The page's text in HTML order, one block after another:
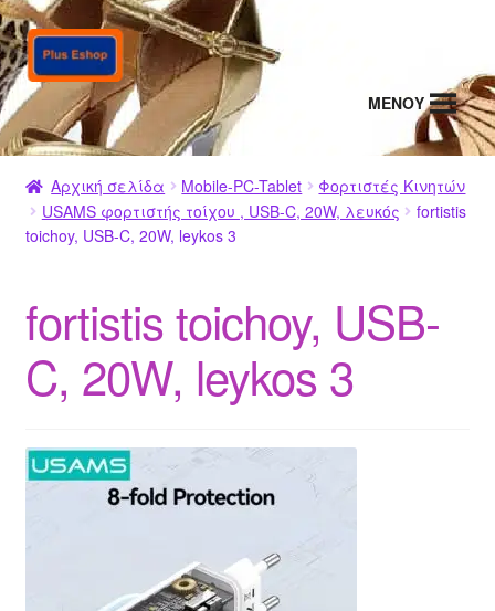
Απευθείας
μετάβαση
στην
πλοήγηση
Μετάβαση
σε
περιεχόμενο
MENΟΥ
Αρχική σελίδα Mobile-PC-Tablet
Φορτιστές Κινητών
USAMS φορτιστής τοίχου , USB-C, 20W, λευκός
fortistis
toichoy, USB-C, 20W, leykos 3
fortistis toichoy, USB-
C, 20W, leykos 3